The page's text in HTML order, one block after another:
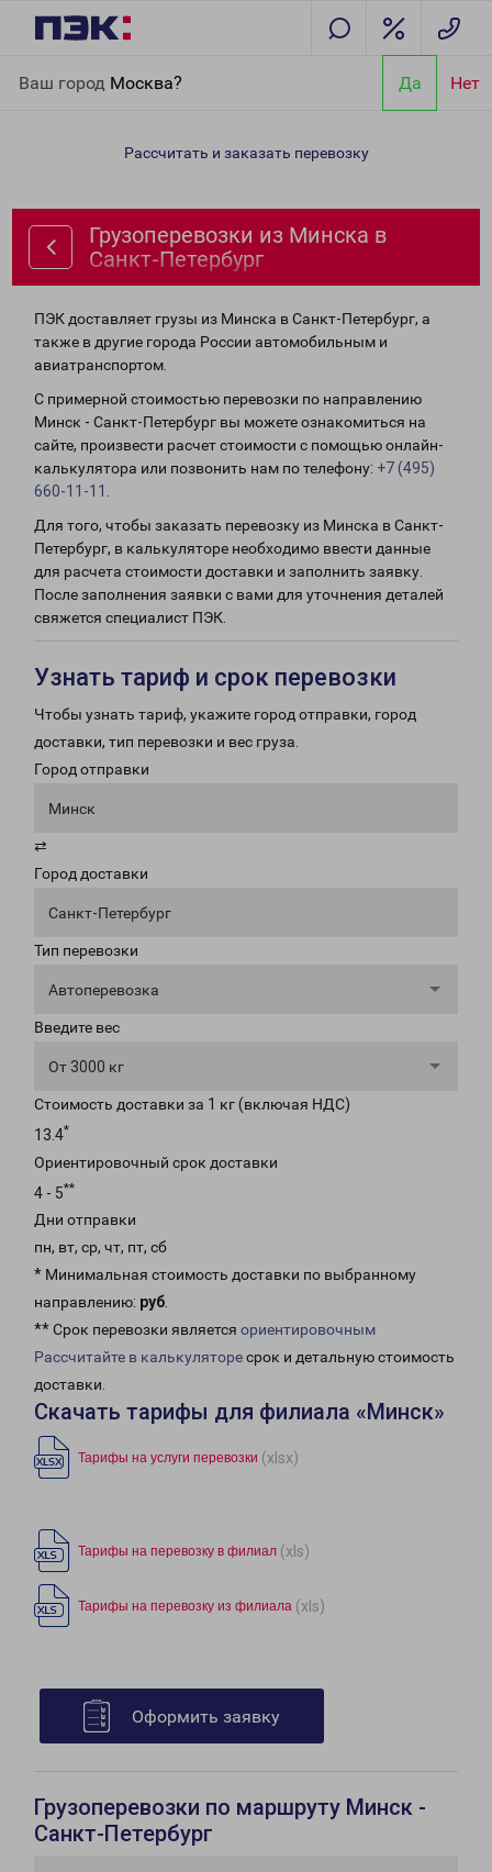
Ваш город Москва? Да Нет
Петербург
Рассчитать и заказать перевозку
Грузоперевозки из Минска в
Санкт-Петербург
ПЭК доставляет грузы из Минска в Санкт-Петербург, а
также в другие города России автомобильным и
авиатранспортом.
С примерной стоимостью перевозки по направлению
Минск - Санкт-Петербург вы можете ознакомиться на
сайте, произвести расчет стоимости с помощью онлайн-
калькулятора или позвонить нам по телефону: +7 (495)
660-11-11
Для того, чтобы заказать перевозку из Минска в Санкт-
Петербург, в калькуляторе необходимо ввести данные
для расчета стоимости доставки и заполнить заявку.
После заполнения заявки с вами для уточнения деталей
свяжется специалист ПЭК.
Узнать тариф и срок перевозки
Чтобы узнать тариф, укажите город отправки, город
доставки, тип перевозки и вес груза.
Город отправки
Минск
⇄
Город доставки
Санкт-Петербург
Тип перевозки
Автоперевозка
Введите вес
От 3000 кг
Стоимость доставки за 1 кг (включая НДС)
13.4*
Ориентировочный срок доставки
4 - 5**
Дни отправки
пн, вт, ср, чт, пт, сб
* Минимальная стоимость доставки по выбранному
направлению: руб.
** Срок перевозки является ориентировочным
Рассчитайте в калькуляторесрок и детальную стоимость
доставки.
Скачать тарифы для филиала «Минск»
Тарифы на услуги перевозки (xlsx)
Тарифы на перевозку в филиал (xls)
Тарифы на перевозку из филиала (xls)
Оформить заявку
Грузоперевозки по маршруту Минск -
Санкт-Петербург